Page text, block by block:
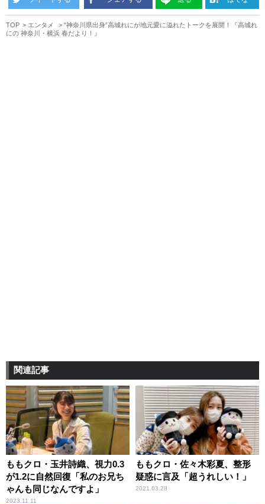
TOP エンタメ
“神奈川県出身”高城れにが地元愛に溢れたトークを展開！『高城れ
にの 神奈川・横浜 春だより！』
関連記事
ももクロ・玉井詩織、視力0.3
が1.2に自然回復「私のお兄ち
ゃんも同じなんですよ」
2023.11.11
ももクロ・佐々木彩夏、整形
疑惑に言及「超うれしい！」
2021.03.28